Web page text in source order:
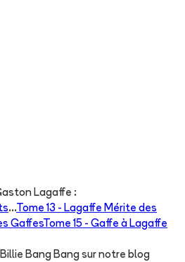
Lagaffe :
...Tome 13 - Lagaffe Mérite des
GaffesTome 15 - Gaffe à Lagaffe
Bang Bang sur notre blog